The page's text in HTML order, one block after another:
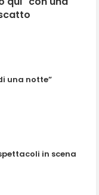
una notte”
spettacoli in scena